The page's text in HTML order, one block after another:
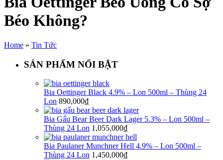
Béo Không?
Home » Tin Tức
SẢN PHẨM NỔI BẬT
Bia Oettinger Black 4.9% – Lon 500ml – Thùng 24
Lon 890,000₫
Bia Gấu Bear Beer Dark Lager 5.3% – Lon 500ml –
Thùng 24 Lon 1,055,000₫
Bia Paulaner Munchner Hell 4.9% – Lon 500ml –
Thùng 24 Lon 1,450,000₫